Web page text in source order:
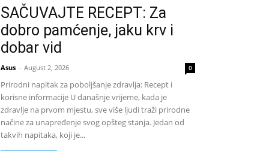
SAČUVAJTE RECEPT: Za
dobro pamćenje, jaku krv i
dobar vid
Asus - August 2, 2026 0
Prirodni napitak za poboljšanje zdravlja: Recept i
korisne informacije U današnje vrijeme, kada je
zdravlje na prvom mjestu, sve više ljudi traži prirodne
načine za unapređenje svog opšteg stanja. Jedan od
takvih napitaka, koji je...